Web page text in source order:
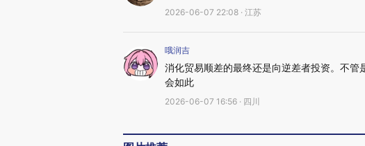
2026-06-07 22:08 · 江苏
哦润吉
消化贸易顺差的最终还是向逆差者投资。不
会如此
2026-06-07 16:56 · 四川